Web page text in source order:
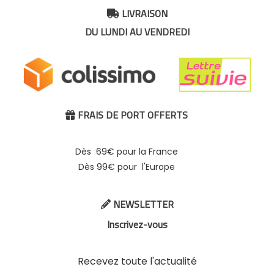
LIVRAISON
DU LUNDI AU VENDREDI
 FRAIS DE PORT OFFERTS
Dès 69€ pour la France
Dès 99€ pour l'Europe
NEWSLETTER
Inscrivez-vous
Recevez toute l'actualité